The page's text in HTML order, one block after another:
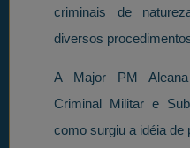
criminais de
diversos
A Major PM
Criminal Militar e
como surgiu a idéia de